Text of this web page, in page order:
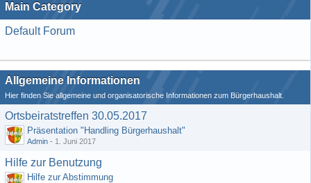
Main Category
Default Forum
Allgemeine Informationen
Hier finden Sie allgemeine und organisatorische Informationen zum Bürgerhaushalt.
Ortsbeiratstreffen 30.05.2017
Präsentation "Handling Bürgerhaushalt"
Admin - 1. Juni 2017
Hilfe zur Benutzung
Hilfe zur Abstimmung